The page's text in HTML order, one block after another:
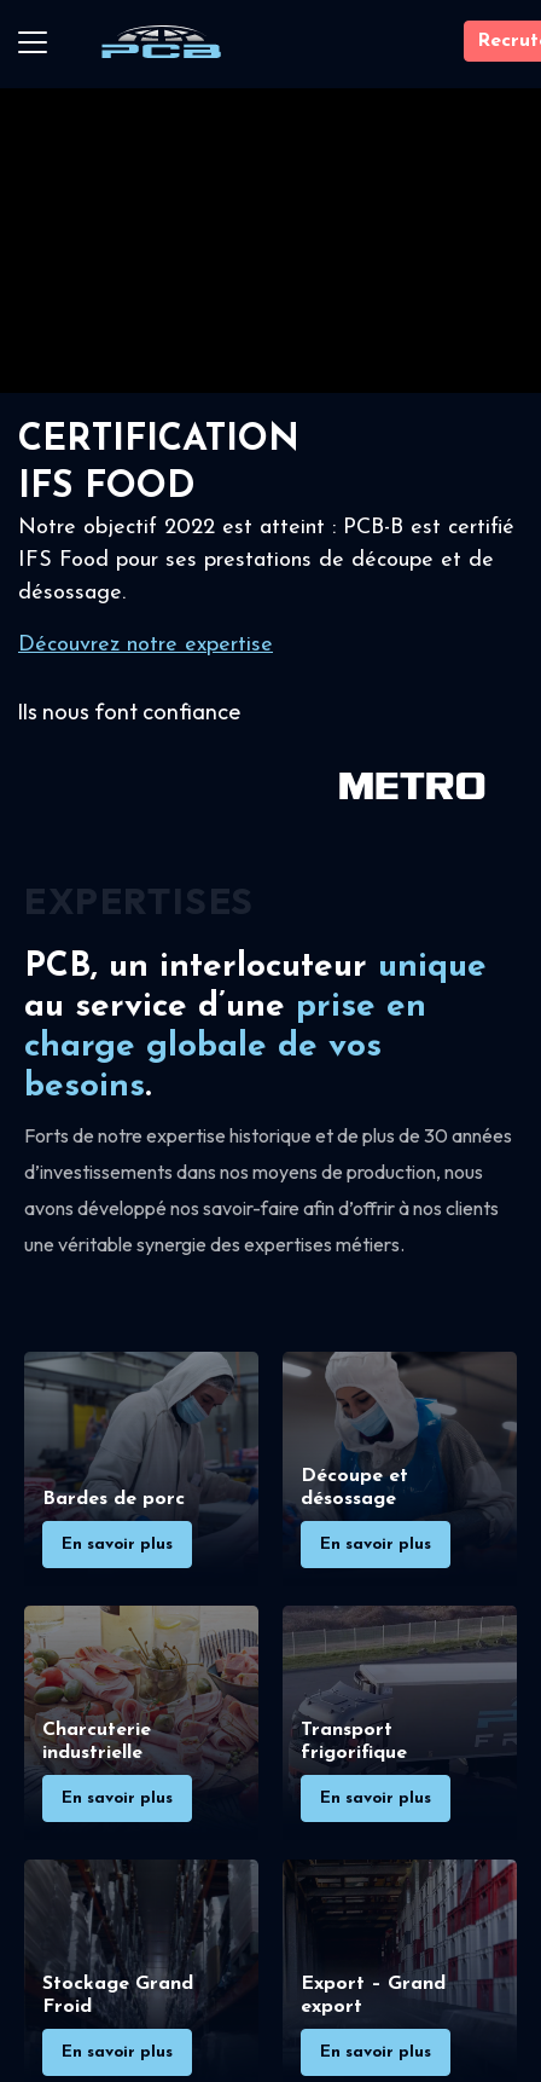
CERTIFICATION
IFS FOOD
Notre objectif 2022 est atteint : PCB-B est certifié
IFS Food pour ses prestations de découpe et de
désossage.
Découvrez notre expertise
Ils nous font confiance
PCB, un interlocuteur unique
au service d’une prise en
charge globale de vos
besoins.
Forts de notre expertise historique et de plus de 30 années
d’investissements dans nos moyens de production, nous
avons développé nos savoir-faire afin d’offrir à nos clients
une véritable synergie des expertises métiers.
EXPERTISES
Bardes de porc
En savoir plus
Découpe et
désossage
En savoir plus
Charcuterie
industrielle
En savoir plus
Transport
frigorifique
En savoir plus
Stockage Grand
Froid
En savoir plus
Export – Grand
export
En savoir plus